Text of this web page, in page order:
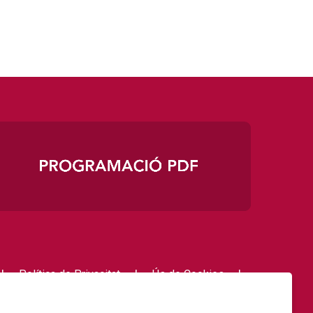
| Política de Privacitat | Ús de Cookies |